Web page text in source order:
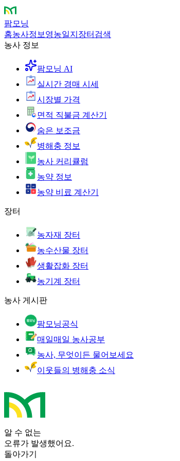
팜모닝
홈농사정보 영농일지 장터 검색
농사 정보
팜모닝 AI
실시간 경매 시세
시장별 가격
면적 직불금 계산기
숨은 보조금
병해충 정보
농사 커리큘럼
농약 정보
농약 비료 계산기
장터
농자재 장터
농수산물 장터
생활잡화 장터
농기계 장터
농사 게시판
팜모닝공식
매일매일 농사공부
농사, 무엇이든 물어보세요
이웃들의 병해충 소식
알 수 없는
오류가 발생했어요.
돌아가기